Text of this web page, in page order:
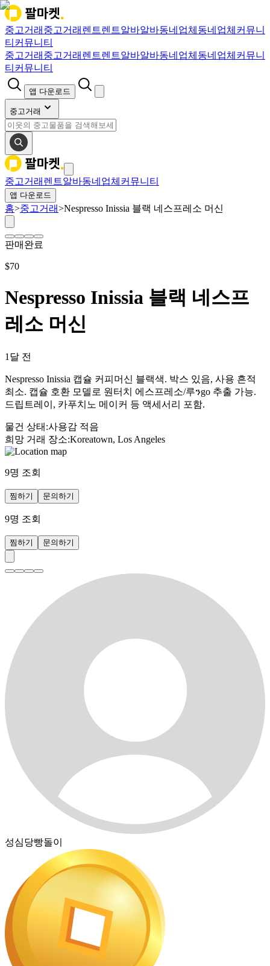
중고거래 중고거래 렌트렌트알바알바동네업체 동네업체 커뮤니
티 커뮤니티
중고거래 중고거래 렌트렌트알바알바동네업체 동네업체 커뮤니
티 커뮤니티
앱 다운로드
중고거래
중고거래 렌트알바동네업체 커뮤니티
앱 다운로드
홈>중고거래>Nespresso Inissia 블랙 네스프레소 머신
판매완료
$70
Nespresso Inissia 블랙 네스프
레소 머신
1달 전
Nespresso Inissia 캡슐 커피머신 블랙색. 박스 있음, 사용 흔적
최소. 캡슐 호환 모델로 원터치 에스프레소/루ንgo 추출 가능.
드립트레이, 카푸치노 메이커 등 액세서리 포함.
물건 상태 :사용감 적음
희망 거래 장소:Koreatown, Los Angeles
9명 조회
찜하기 문의하기
9명 조회
찜하기 문의하기
성심당빵돌이